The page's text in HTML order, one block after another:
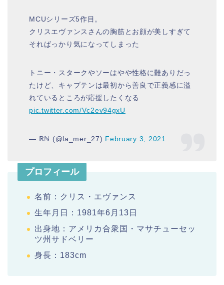
MCUシリーズ5作目。
クリスエヴァンスさんの胸筋とお顔が美しすぎて
そればっかり気になってしまった
トニー・スタークやソーはやや性格に難ありだっ
たけど、キャプテンは最初から善良で正義感に溢
れているところが応援したくなる
pic.twitter.com/Vc2ev94gxU
— ℝℕ (@la_mer_27) February 3, 2021
プロフィール
名前：クリス・エヴァンス
生年月日：1981年6月13日
出身地：アメリカ合衆国・マサチューセッ
ツ州サドベリー
身長：183cm